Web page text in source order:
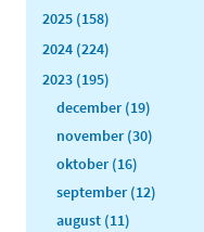
2025 (158)
2024 (224)
2023 (195)
december (19)
november (30)
oktober (16)
september (12)
august (11)